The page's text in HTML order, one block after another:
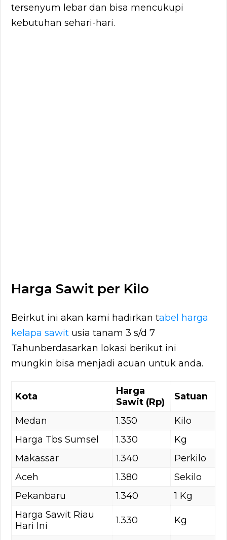
tersenyum lebar dan bisa mencukupi
kebutuhan sehari-hari.
Harga Sawit per Kilo
Beirkut ini akan kami hadirkan tabel harga
kelapa sawit usia tanam 3 s/d 7
Tahunberdasarkan lokasi berikut ini
mungkin bisa menjadi acuan untuk anda.
Kota
Harga
Sawit (Rp)
Satuan
Medan 1.350
Kilo
Harga Tbs Sumsel
1.330
Kg
Makassar
1.340
Perkilo
Aceh
1.380
Sekilo
Pekanbaru
1.340
1 Kg
Harga Sawit Riau
Hari Ini
1.330 Kg